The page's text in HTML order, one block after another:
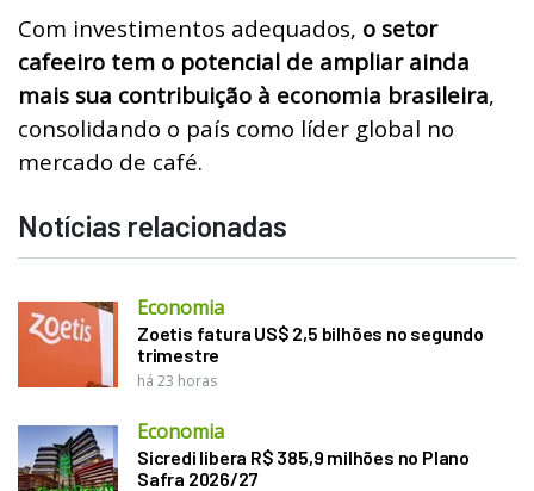
Com investimentos adequados, o setor
cafeeiro tem o potencial de ampliar ainda
mais sua contribuição à economia brasileira,
consolidando o país como líder global no
mercado de café.
Notícias relacionadas
Economia
Zoetis fatura US$ 2,5 bilhões no segundo
trimestre
há 23 horas
Economia
Sicredi libera R$ 385,9 milhões no Plano
Safra 2026/27